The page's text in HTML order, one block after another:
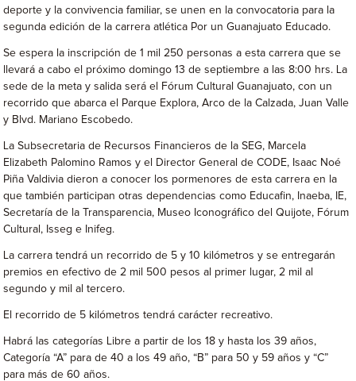
deporte y la convivencia familiar, se unen en la convocatoria para la
segunda edición de la carrera atlética Por un Guanajuato Educado.
Se espera la inscripción de 1 mil 250 personas a esta carrera que se
llevará a cabo el próximo domingo 13 de septiembre a las 8:00 hrs. La
sede de la meta y salida será el Fórum Cultural Guanajuato, con un
recorrido que abarca el Parque Explora, Arco de la Calzada, Juan Valle
y Blvd. Mariano Escobedo.
La Subsecretaria de Recursos Financieros de la SEG, Marcela
Elizabeth Palomino Ramos y el Director General de CODE, Isaac Noé
Piña Valdivia dieron a conocer los pormenores de esta carrera en la
que también participan otras dependencias como Educafin, Inaeba, IE,
Secretaría de la Transparencia, Museo Iconográfico del Quijote, Fórum
Cultural, Isseg e Inifeg.
La carrera tendrá un recorrido de 5 y 10 kilómetros y se entregarán
premios en efectivo de 2 mil 500 pesos al primer lugar, 2 mil al
segundo y mil al tercero.
El recorrido de 5 kilómetros tendrá carácter recreativo.
Habrá las categorías Libre a partir de los 18 y hasta los 39 años,
Categoría “A” para de 40 a los 49 año, “B” para 50 y 59 años y “C”
para más de 60 años.